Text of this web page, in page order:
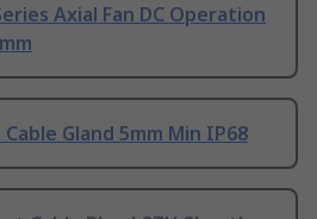
Axial Fan DC Operation
Cable Gland 5mm Min IP68